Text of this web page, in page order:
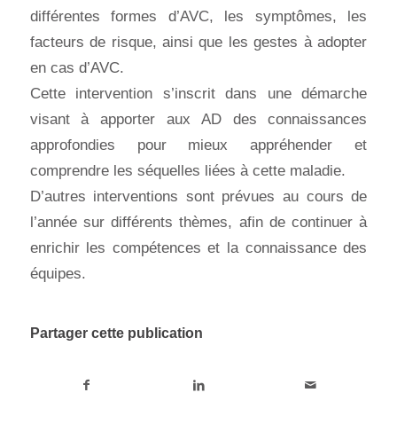
différentes formes d’AVC, les symptômes, les
facteurs de risque, ainsi que les gestes à adopter
en cas d’AVC.
Cette intervention s’inscrit dans une démarche
visant à apporter aux AD des connaissances
approfondies pour mieux appréhender et
comprendre les séquelles liées à cette maladie.
D’autres interventions sont prévues au cours de
l’année sur différents thèmes, afin de continuer à
enrichir les compétences et la connaissance des
équipes.
Partager cette publication